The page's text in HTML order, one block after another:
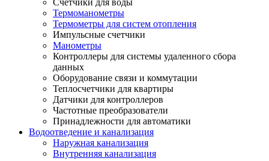
Счетчики для воды
Термоманометры
Термометры для систем отопления
Импульсные счетчики
Манометры
Контроллеры для системы удаленного сбора
данных
Оборудование связи и коммутации
Теплосчетчики для квартиры
Датчики для контроллеров
Частотные преобразователи
Принадлежности для автоматики
Водоотведение и канализация
Наружная канализация
Внутренняя канализация